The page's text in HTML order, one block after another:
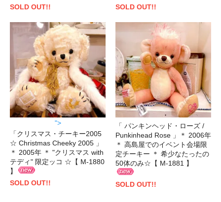
SOLD OUT!!
SOLD OUT!!
">
「クリスマス・チーキー2005
☆ Christmas Cheeky 2005 」
＊ 2005年 ＊ "クリスマス with
テディ" 限定ッコ ☆【 M-1880
】
SOLD OUT!!
「 パンキンヘッド・ローズ /
Punkinhead Rose 」＊ 2006年
＊ 高島屋でのイベント会場限
定チーキー ＊ 希少なたったの
50体のみ☆【 M-1881 】
SOLD OUT!!